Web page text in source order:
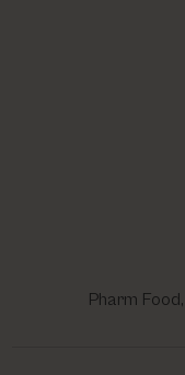
Pharm